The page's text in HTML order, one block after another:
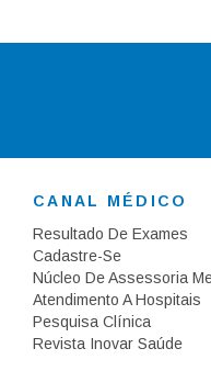
CANAL MÉDICO
Resultado De Exames
Cadastre-Se
Núcleo De Assessoria
Atendimento A Hospitais
Pesquisa Clínica
Revista Inovar Saúde